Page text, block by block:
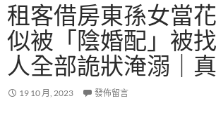
租客借房東孫女當
似被「陰婚配」被
人全部詭狀淹溺｜
19 10 月, 2023 發佈留言